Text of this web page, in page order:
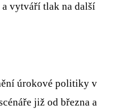
vytváří tlak na další
úrokové politiky v
již od března a